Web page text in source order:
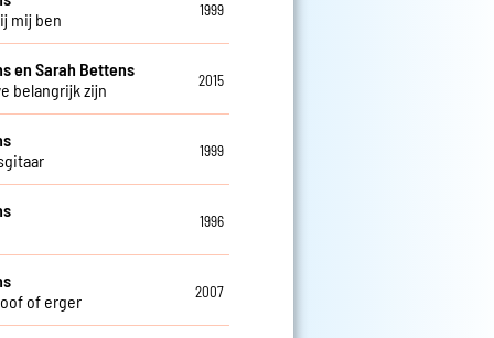
mij ben
1999
en Sarah Bettens
belangrijk zijn
2015
1999
1996
of erger
2007